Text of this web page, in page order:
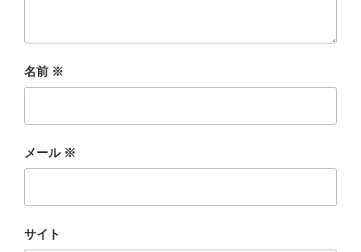
名前 ※
メール ※
サイト